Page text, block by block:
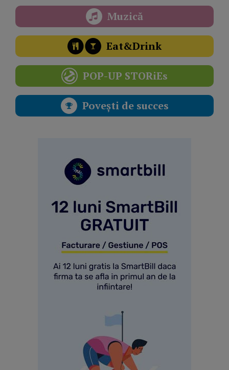
Muzică
Eat&Drink
POP-UP STORiEs
Povești de succes